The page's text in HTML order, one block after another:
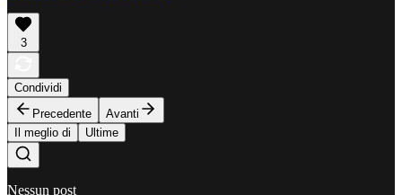
3
Condividi
Precedente
Avanti
Il meglio di
Ultime
Nessun post